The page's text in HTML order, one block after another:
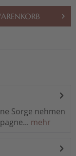
Sorge nehmen
mehr